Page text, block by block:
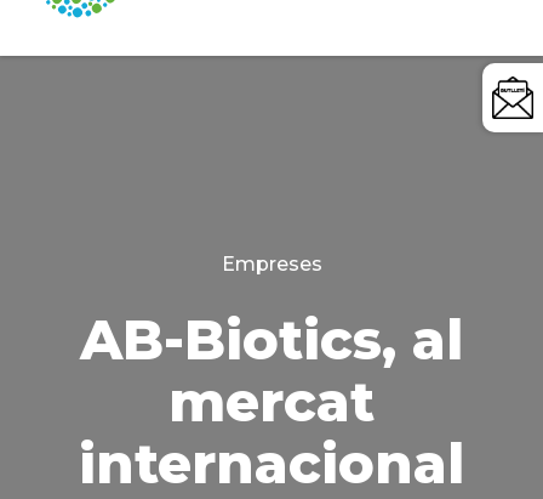
Categories
Empreses
AB-Biotics, al
mercat
internacional